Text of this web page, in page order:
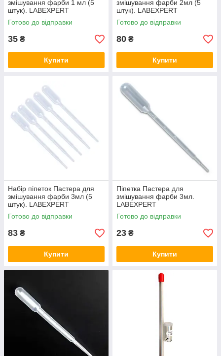
змішування фарби 1 мл (5
штук). LABEXPERT
Готово до відправки
35 ₴
Купити
змішування фарби 2мл (5
штук). LABEXPERT
Готово до відправки
80 ₴
Купити
Набір піпеток Пастера для
змішування фарби 3мл (5
штук). LABEXPERT
Готово до відправки
83 ₴
Купити
Піпетка Пастера для
змішування фарби 3мл.
LABEXPERT
Готово до відправки
23 ₴
Купити